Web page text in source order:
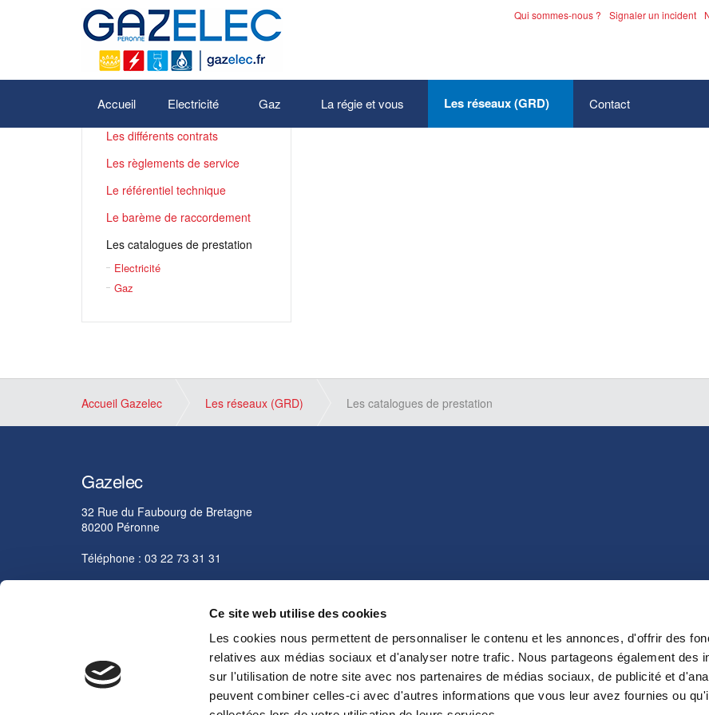
Ce site web utilise des cookies
Les cookies nous permettent de personnaliser le contenu et les annonces, d'offrir des
relatives aux médias sociaux et d'analyser notre trafic. Nous partageons également des
sur l'utilisation de notre site avec nos partenaires de médias sociaux, de publicité et
peuvent combiner celles-ci avec d'autres informations que vous leur avez fournies ou
Accueil Electricité Gaz La régie et vous Les réseaux (GRD) Contact
Qui sommes-nous ? Signaler un incident
Les réseaux (GRD)
Les différents contrats
Les règlements de service
Le référentiel technique
Le barème de raccordement
Les catalogues de prestation
Electricité
Gaz
Accueil Gazelec Les réseaux (GRD) Les catalogues de prestation
Gazelec
32 Rue du Faubourg de Bretagne
80200 Péronne
Téléphone : 03 22 73 31 31
© 2026 Informations Légales Politique RGPD